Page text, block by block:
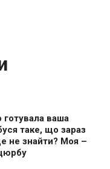
ваша
таке, що зараз
не знайти? Моя –